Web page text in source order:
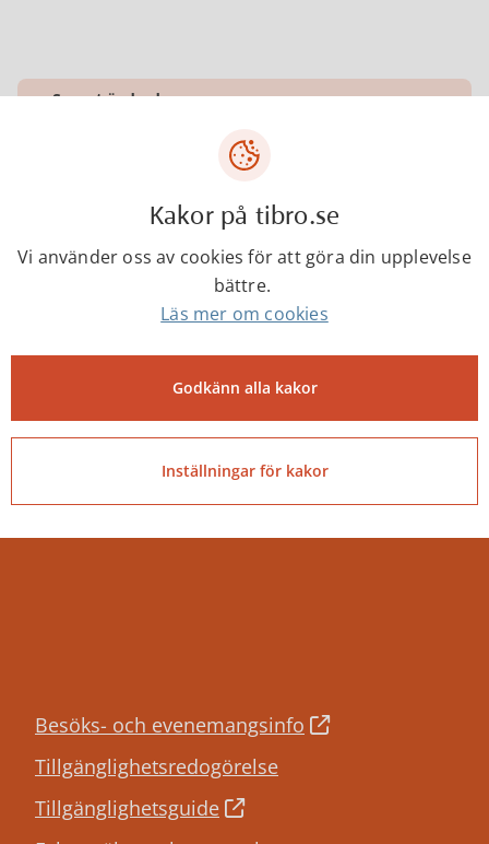
Senast ändrad:
Tibro kommun
212000-1660
0007:2120001660
Besöks- och evenemangsinfo
Tillgänglighetsredogörelse
Tillgänglighetsguide
Kakor på tibro.se
Vi använder oss av cookies för att göra din upplevelse
bättre.
Läs mer om cookies
Godkänn alla kakor
Inställningar för kakor